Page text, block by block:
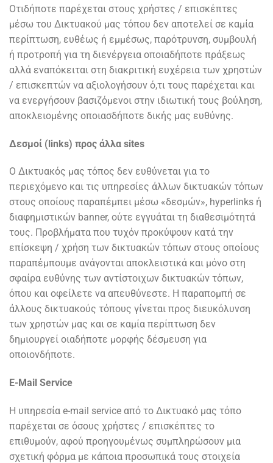
Οτιδήποτε παρέχεται στους χρήστες / επισκέπτες
μέσω του Δικτυακού μας τόπου δεν αποτελεί σε καμία
περίπτωση, ευθέως ή εμμέσως, παρότρυνση, συμβουλή
ή προτροπή για τη διενέργεια οποιαδήποτε πράξεως
αλλά εναπόκειται στη διακριτική ευχέρεια των χρηστών
/ επισκεπτών να αξιολογήσουν ό,τι τους παρέχεται και
να ενεργήσουν βασιζόμενοι στην ιδιωτική τους βούληση,
αποκλειομένης οποιασδήποτε δικής μας ευθύνης.
Δεσμοί (links) προς άλλα sites
Ο Δικτυακός μας τόπος δεν ευθύνεται για το
περιεχόμενο και τις υπηρεσίες άλλων δικτυακών τόπων
στους οποίους παραπέμπει μέσω «δεσμών», hyperlinks ή
διαφημιστικών banner, ούτε εγγυάται τη διαθεσιμότητά
τους. Προβλήματα που τυχόν προκύψουν κατά την
επίσκεψη / χρήση των δικτυακών τόπων στους οποίους
παραπέμπουμε ανάγονται αποκλειστικά και μόνο στη
σφαίρα ευθύνης των αντίστοιχων δικτυακών τόπων,
όπου και οφείλετε να απευθύνεστε. Η παραπομπή σε
άλλους δικτυακούς τόπους γίνεται προς διευκόλυνση
των χρηστών μας και σε καμία περίπτωση δεν
δημιουργεί οιαδήποτε μορφής δέσμευση για
οποιονδήποτε.
E-Mail Service
H υπηρεσία e-mail service από το Δικτυακό μας τόπο
παρέχεται σε όσους χρήστες / επισκέπτες το
επιθυμούν, αφού προηγουμένως συμπληρώσουν μια
σχετική φόρμα με κάποια προσωπικά τους στοιχεία